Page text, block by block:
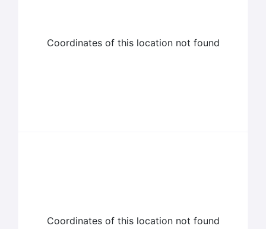
Coordinates of this location not found
Coordinates of this location not found